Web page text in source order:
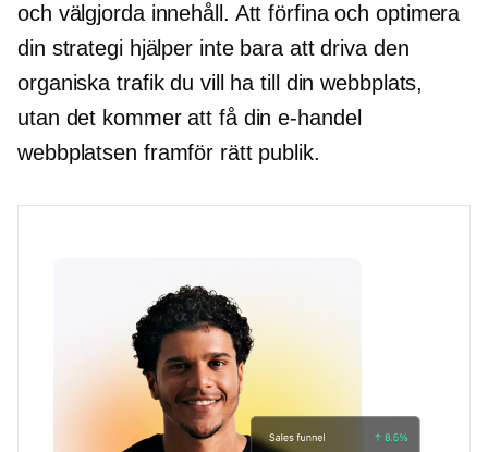
och välgjordainnehåll. Att förfina och optimera
din strategi hjälper inte bara att driva den
organiska trafik du vill ha till din webbplats,
utan det kommer att få dine-handel
webbplatsen framför rätt publik.